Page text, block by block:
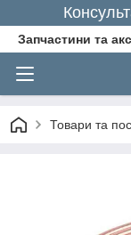
Запчастини та
Товари та